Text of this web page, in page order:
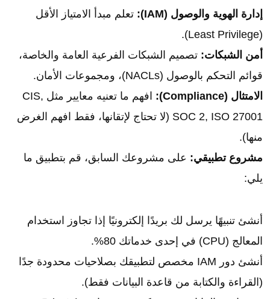
إدارة الهوية والوصول (IAM):
تعلم مبدأ الامتياز الأقل
(Least Privilege).
أمن الشبكات: تصميم الشبكات الفرعية العامة والخاصة،
قوائم التحكم بالوصول (NACLs)، ومجموعات الأمان.
الامتثال (Compliance):
افهم ما تعنيه معايير مثل CIS,
SOC 2, ISO 27001 (لا تحتاج لإتقانها، فقط افهم الغرض
منها).
مشروع تطبيقي: على مشروعك السابق، قم بتطبيق ما
يلي:
أنشئ تنبيهًا يرسل لك بريدًا إلكترونيًا إذا تجاوز استخدام
المعالج (CPU) في إحدى خدماتك 80%.
أنشئ دور IAM مخصص لتطبيقك بصلاحيات محدودة جدًا
(القراءة والكتابة من قاعدة البيانات فقط).